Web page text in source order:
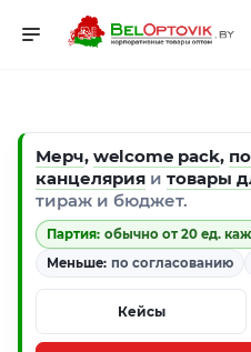
Мерч, welcome pack,
канцелярия и товары
тираж и бюджет.
Партия: обычно от 20 ед.
Меньше: по согласованию
Кейсы